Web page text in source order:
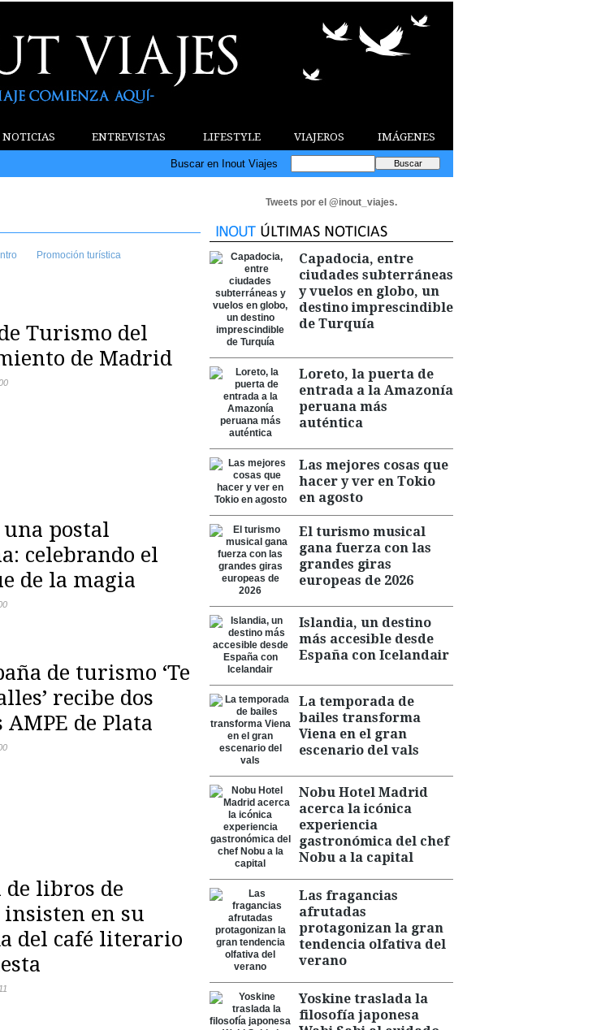
NOTICIAS ENTREVISTAS LIFESTYLE VIAJEROS IMÁGENES
Buscar en Inout Viajes
Promoción turística
Turismo del
de Madrid
postal
celebrando el
de la magia
de turismo ‘Te
recibe dos
de Plata
de libros de
insisten en su
del café literario
Tweets por el @inout_viajes.
Capadocia, entre
ciudades subterráneas
y vuelos en globo, un
destino imprescindible
de Turquía
Loreto, la puerta de
entrada a la Amazonía
peruana más
auténtica
Las mejores cosas que
hacer y ver en Tokio
en agosto
El turismo musical
gana fuerza con las
grandes giras
europeas de 2026
Islandia, un destino
más accesible desde
España con Icelandair
La temporada de
bailes transforma
Viena en el gran
escenario del vals
Nobu Hotel Madrid
acerca la icónica
experiencia
gastronómica del chef
Nobu a la capital
Las fragancias
afrutadas
protagonizan la gran
tendencia olfativa del
verano
Yoskine traslada la
filosofía japonesa